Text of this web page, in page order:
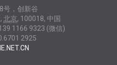
号，创新谷
, 北京, 100018, 中国
1166 9323 (微信)
2925